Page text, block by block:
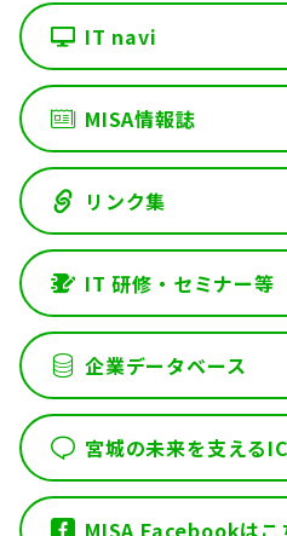
IT navi
MISA情報誌
リンク集
IT 研修・セミナー等
企業データベース
宮城の未来を支える
MISA Facebookはこ